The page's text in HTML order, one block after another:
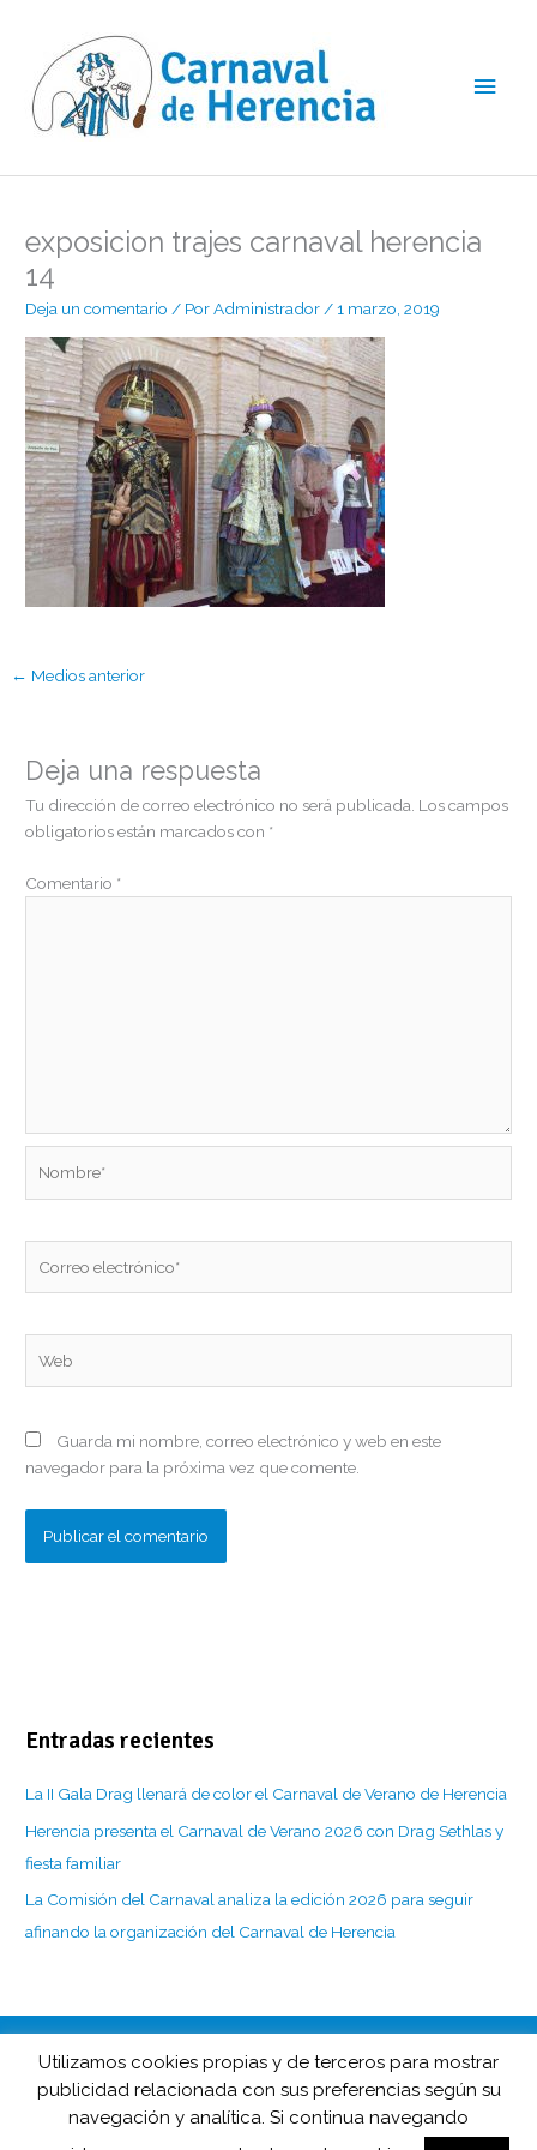
contenido
exposicion trajes carnaval herencia
14
Deja un comentario / PorAdministrador/1 marzo, 2019
← Medios anterior
Deja una respuesta
Tu dirección de correo electrónico no será publicada. Los campos
obligatorios están marcados con *
Comentario *
electrónico*
Guarda mi nombre, correo electrónico y web en este
navegador para la próxima vez que comente.
Entradas recientes
La II Gala Drag llenará de color el Carnaval de Verano de Herencia
Herencia presenta el Carnaval de Verano 2026 con Drag Sethlas y
fiesta familiar
La Comisión del Carnaval analiza la edición 2026 para seguir
afinando la organización del Carnaval de Herencia
CarnavaldeHerencia.es es la web de información de esta popular
fiesta manchega desarrollada por
Barco de Colegas y D.O. Carnaval de Herencia en colaboración
Utilizamos cookies propias y de terceros para mostrar
publicidad relacionada con sus preferencias según su
navegación y analítica. Si continua navegando